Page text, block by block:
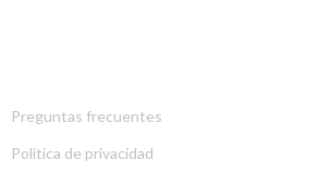
Preguntas frecuentes
Política de privacidad